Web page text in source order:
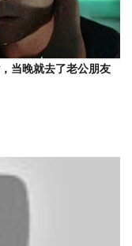
当晚就去了老公朋友